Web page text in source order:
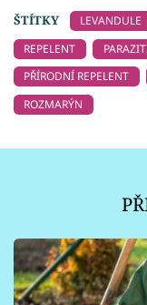
ŠTÍTKY
LEVANDULE
REPELENT
PŘÍRODNÍ REPELENT
ROZMARÝN